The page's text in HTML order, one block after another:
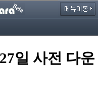
일 사전 다운